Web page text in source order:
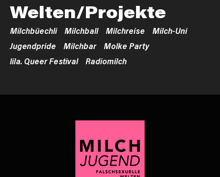
Welten/Projekte
Milchbüechli Milchball Milchreise
Milch-Uni
Jugendpride
Milchbar
Molke Party
lila. Queer Festival
Radiomilch